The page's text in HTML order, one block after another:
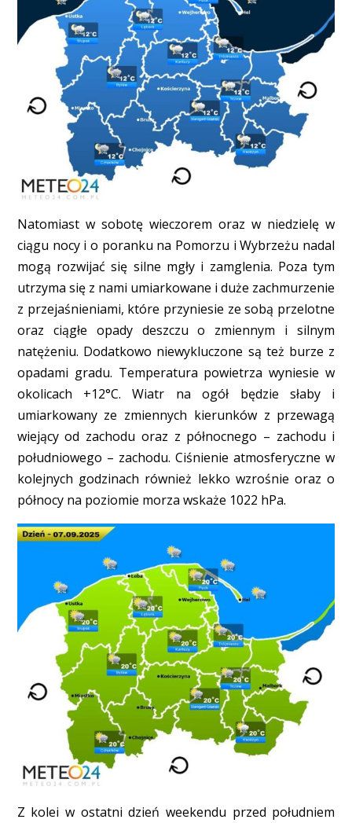
Natomiast w sobotę wieczorem oraz w niedzielę w
ciągu nocy i o poranku na Pomorzu i Wybrzeżu nadal
mogą rozwijać się silne mgły i zamglenia. Poza tym
utrzyma się z nami umiarkowane i duże zachmurzenie
z przejaśnieniami, które przyniesie ze sobą przelotne
oraz ciągłe opady deszczu o zmiennym i silnym
natężeniu. Dodatkowo niewykluczone są też burze z
opadami gradu. Temperatura powietrza wyniesie w
okolicach +12°C. Wiatr na ogół będzie słaby i
umiarkowany ze zmiennych kierunków z przewagą
wiejący od zachodu oraz z północnego – zachodu i
południowego – zachodu. Ciśnienie atmosferyczne w
kolejnych godzinach również lekko wzrośnie oraz o
północy na poziomie morza wskaże 1022 hPa.
Z kolei w ostatni dzień weekendu przed południem